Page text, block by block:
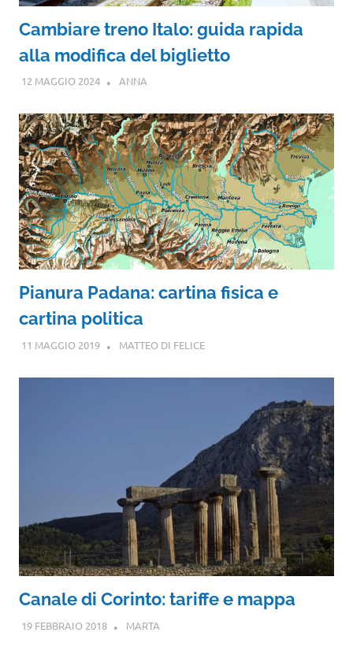
Cambiare treno Italo: guida rapida
alla modifica del biglietto
12 MAGGIO 2024 ANNA
Pianura Padana: cartina fisica e
cartina politica
11 MAGGIO 2019 MATTEO DI FELICE
Canale di Corinto: tariffe e mappa
19 FEBBRAIO 2018 MARTA